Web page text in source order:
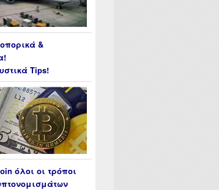
&
Tips!
όλοι οι τρόποι